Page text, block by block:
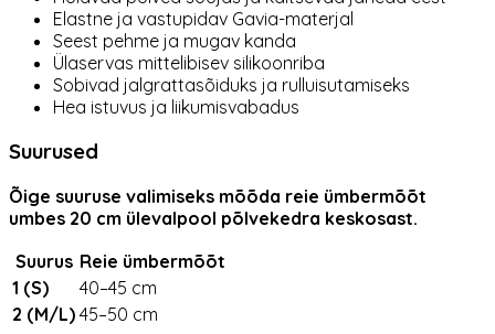
Elastne ja vastupidav Gavia-materjal
Seest pehme ja mugav kanda
Ülaservas mittelibisev silikoonriba
Sobivad jalgrattasõiduks ja rulluisutamiseks
Hea istuvus ja liikumisvabadus
Suurused
Õige suuruse valimiseks mõõda reie ümbermõõt
umbes 20 cm ülevalpool põlvekedra keskosast.
Suurus Reie ümbermõõt
1 (S)
40–45 cm
2 (M/L) 45–50 cm